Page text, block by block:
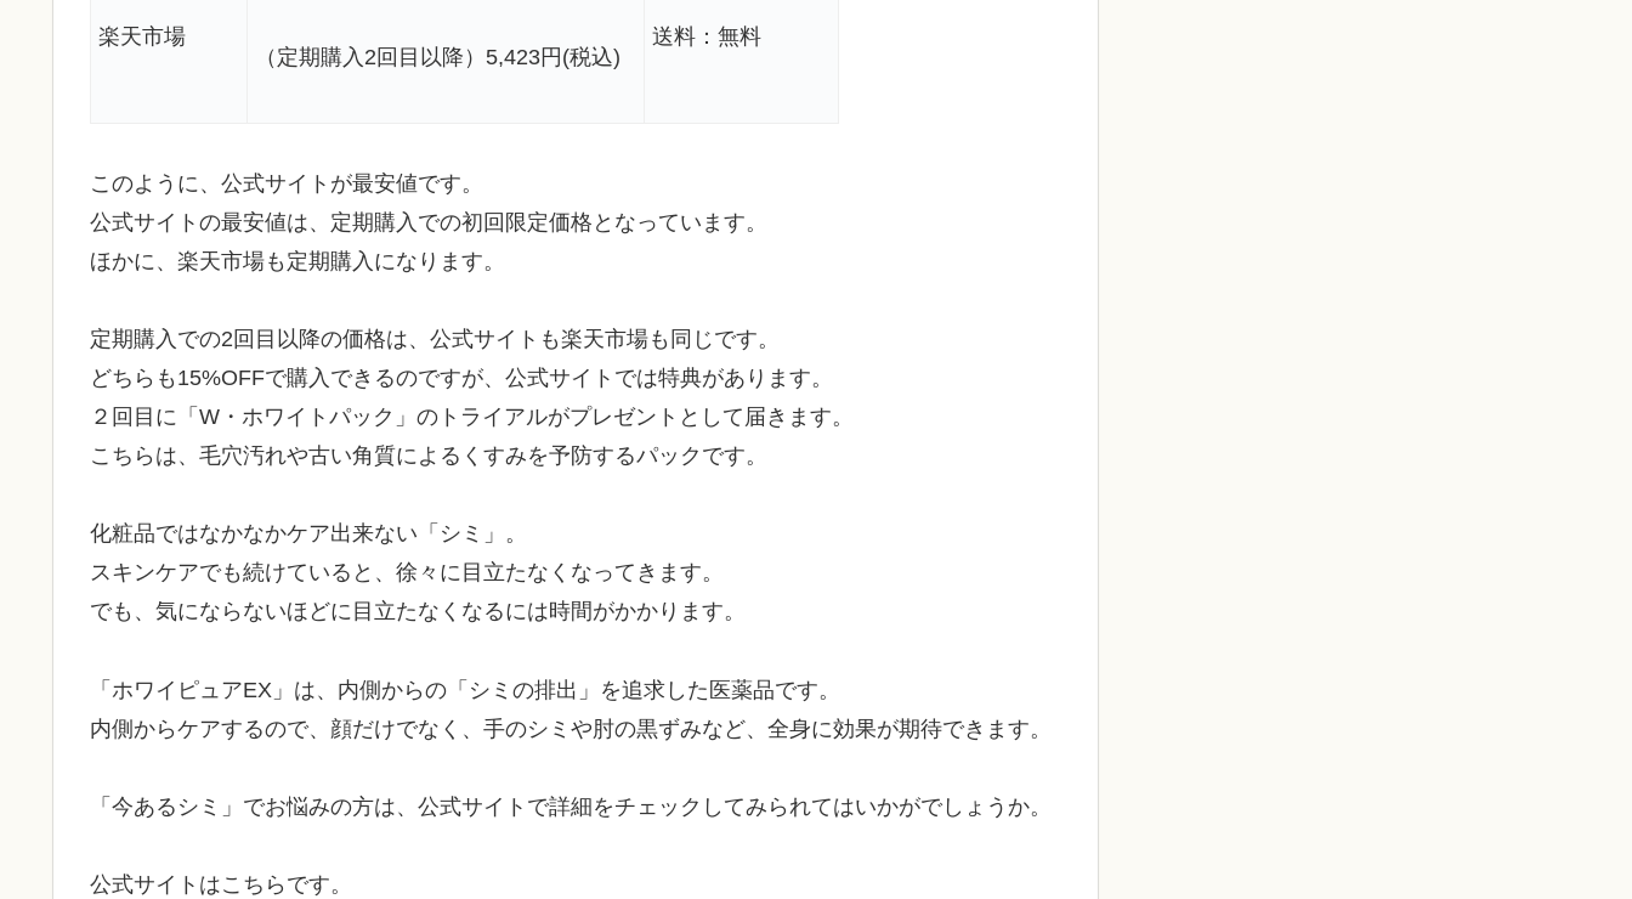
楽天市場
（定期購入2回目以降）5,423円(税込)
送料：無料
このように、公式サイトが最安値です。
公式サイトの最安値は、定期購入での初回限定価格となっています。
ほかに、楽天市場も定期購入になります。
定期購入での2回目以降の価格は、公式サイトも楽天市場も同じです。
どちらも15%OFFで購入できるのですが、公式サイトでは特典があります。
２回目に「W・ホワイトパック」のトライアルがプレゼントとして届きます。
こちらは、毛穴汚れや古い角質によるくすみを予防するパックです。
化粧品ではなかなかケア出来ない「シミ」。
スキンケアでも続けていると、徐々に目立たなくなってきます。
でも、気にならないほどに目立たなくなるには時間がかかります。
「ホワイピュアEX」は、内側からの「シミの排出」を追求した医薬品です。
内側からケアするので、顔だけでなく、手のシミや肘の黒ずみなど、全身に効果が期待できます。
「今あるシミ」でお悩みの方は、公式サイトで詳細をチェックしてみられてはいかがでしょうか。
公式サイトはこちらです。